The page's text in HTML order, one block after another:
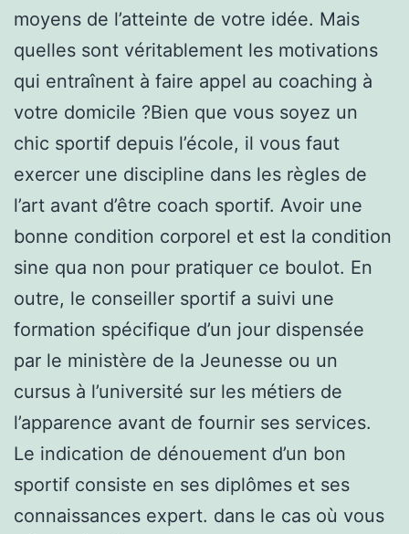
moyens de l’atteinte de votre idée. Mais
quelles sont véritablement les motivations
qui entraînent à faire appel au coaching à
votre domicile ?Bien que vous soyez un
chic sportif depuis l’école, il vous faut
exercer une discipline dans les règles de
l’art avant d’être coach sportif. Avoir une
bonne condition corporel et est la condition
sine qua non pour pratiquer ce boulot. En
outre, le conseiller sportif a suivi une
formation spécifique d’un jour dispensée
par le ministère de la Jeunesse ou un
cursus à l’université sur les métiers de
l’apparence avant de fournir ses services.
Le indication de dénouement d’un bon
sportif consiste en ses diplômes et ses
connaissances expert. dans le cas où vous